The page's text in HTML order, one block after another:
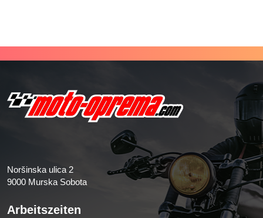
Noršinska ulica 2
9000 Murska Sobota
Arbeitszeiten